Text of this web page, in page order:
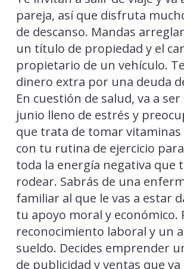
pareja, así que disfruta
de descanso. Mandas
un título de propiedad y el
propietario de un vehículo.
dinero extra por una deuda
En cuestión de salud, va a
junio lleno de estrés y
que trata de tomar vitaminas
con tu rutina de ejercicio
toda la energía negativa que
rodear. Sabrás de una
familiar al que le vas a estar
tu apoyo moral y económico.
reconocimiento laboral y un
sueldo. Decides emprender
de publicidad y ventas que